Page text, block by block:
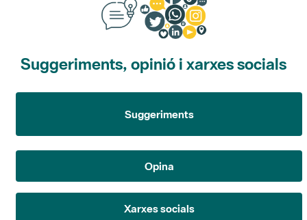
Suggeriments, opinió i xarxes socials
Suggeriments
Opina
Xarxes socials